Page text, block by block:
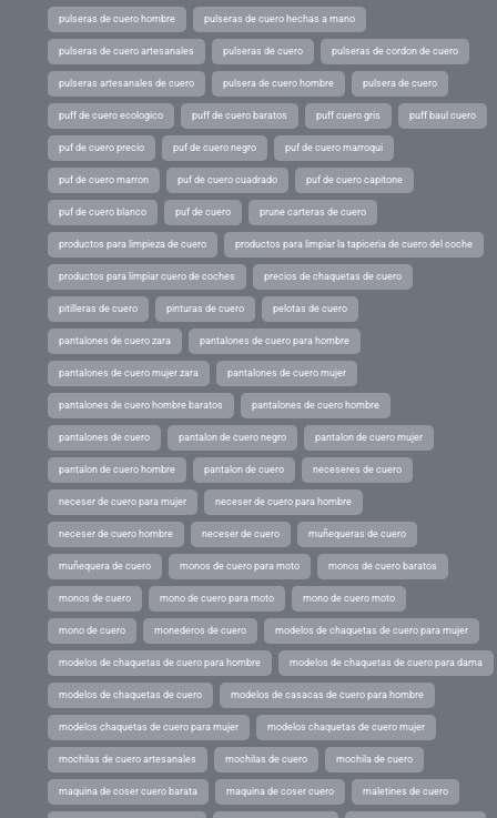
pulseras de cuero hombre pulseras de cuero hechas a mano
pulseras de cuero artesanales pulseras de cuero pulseras de cordon de cuero
pulseras artesanales de cuero pulsera de cuero hombre pulsera de cuero
puff de cuero ecologico puff de cuero baratos puff cuero gris puff baul cuero
puf de cuero precio puf de cuero negro puf de cuero marroqui
puf de cuero marron puf de cuero cuadrado puf de cuero capitone
puf de cuero blanco puf de cuero prune carteras de cuero
productos para limpieza de cuero productos para limpiar la tapiceria de cuero del coche
productos para limpiar cuero de coches precios de chaquetas de cuero
pitilleras de cuero pinturas de cuero pelotas de cuero
pantalones de cuero zara pantalones de cuero para hombre
pantalones de cuero mujer zara pantalones de cuero mujer
pantalones de cuero hombre baratos pantalones de cuero hombre
pantalones de cuero pantalon de cuero negro pantalon de cuero mujer
pantalon de cuero hombre pantalon de cuero neceseres de cuero
neceser de cuero para mujer neceser de cuero para hombre
neceser de cuero hombre neceser de cuero muñequeras de cuero
muñequera de cuero monos de cuero para moto monos de cuero baratos
monos de cuero mono de cuero para moto mono de cuero moto
mono de cuero monederos de cuero modelos de chaquetas de cuero para mujer
modelos de chaquetas de cuero para hombre modelos de chaquetas de cuero para dama
modelos de chaquetas de cuero modelos de casacas de cuero para hombre
modelos chaquetas de cuero para mujer modelos chaquetas de cuero mujer
mochilas de cuero artesanales mochilas de cuero mochila de cuero
maquina de coser cuero barata maquina de coser cuero maletines de cuero